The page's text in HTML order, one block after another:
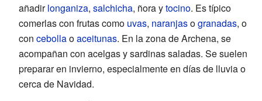
añadirlonganiza, salchicha, ñora ytocino. Es típico
comerlas con frutas como uvas, naranjasogranadas, o
con cebollaoaceitunas. En la zona de Archena, se
acompañan con acelgas y sardinas saladas. Se suelen
preparar en invierno, especialmente en días de lluvia o
cerca de Navidad.